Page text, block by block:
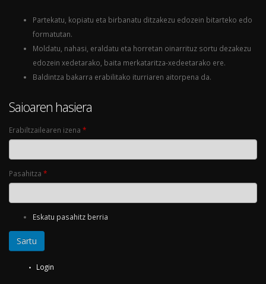
Partekatu, kopiatu eta birbanatu ditzakezu edozein bitarteko edo
formatutan.
Moldatu, nahasi, eraldatu eta horretan oinarrituz sortu dezakezu
edozein xedetarako, baita merkataritza-xedeetarako ere.
Baldintza bakarra erabilitako iturriaren aitorpena da.
Saioaren hasiera
Erabiltzailearen izena *
Pasahitza *
Eskatu pasahitz berria
Login